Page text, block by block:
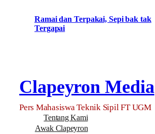
Ramai dan Terpakai, Sepi bak tak
Tergapai
Clapeyron Media
Pers Mahasiswa Teknik Sipil FT UGM
Tentang Kami
Awak Clapeyron